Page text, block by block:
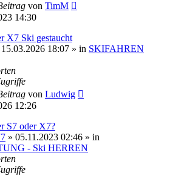
von TimM
14:30
X7 Ski gestaucht
15.03.2026 18:07 » in SKIFAHREN
von Ludwig
12:26
S7 oder X7?
» 05.11.2023 02:46 » in
- Ski HERREN